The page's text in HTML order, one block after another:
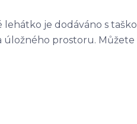
lehátko je dodáváno s
úložného prostoru.